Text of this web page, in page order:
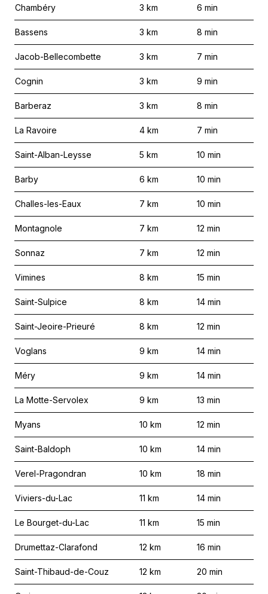
Chambéry 3 km 6 min
Bassens 3 km 8 min
Jacob-Bellecombette 3 km 7 min
Cognin 3 km 9 min
Barberaz 3 km 8 min
La Ravoire 4 km 7 min
Saint-Alban-Leysse 5 km 10 min
Barby 6 km 10 min
Challes-les-Eaux 7 km 10 min
Montagnole 7 km 12 min
Sonnaz 7 km 12 min
Vimines 8 km 15 min
Saint-Sulpice 8 km 14 min
Saint-Jeoire-Prieuré 8 km 12 min
Voglans 9 km 14 min
Méry 9 km 14 min
La Motte-Servolex 9 km 13 min
Myans 10 km 12 min
Saint-Baldoph 10 km 14 min
Verel-Pragondran 10 km 18 min
Viviers-du-Lac 11 km 14 min
Le Bourget-du-Lac 11 km 15 min
Drumettaz-Clarafond 12 km 16 min
Saint-Thibaud-de-Couz 12 km 20 min